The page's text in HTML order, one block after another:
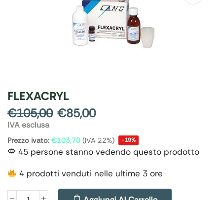
FLEXACRYL
€105,00 €85,00
IVA esclusa
Prezzo ivato: €103,70 (IVA 22%) -19%
45 persone stanno vedendo questo prodotto
4 prodotti venduti nelle ultime 3 ore